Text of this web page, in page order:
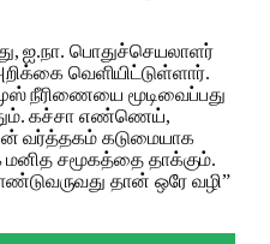
ஐ.நா. பொதுச்செயலாளர்
வெளியிட்டுள்ளார்.
நீரிணையை மூடிவைப்பது
கச்சா எண்ணெய்,
வர்த்தகம் கடுமையாக
மனித சமூகத்தை தாக்கும்.
தான் ஒரே வழி”